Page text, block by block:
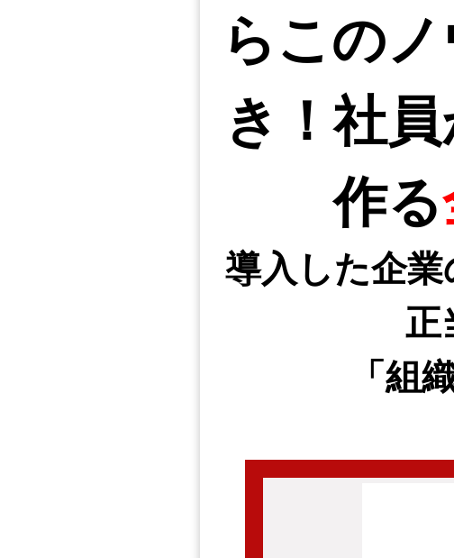
らこの
き！社
作る
導入した企業
正
「組